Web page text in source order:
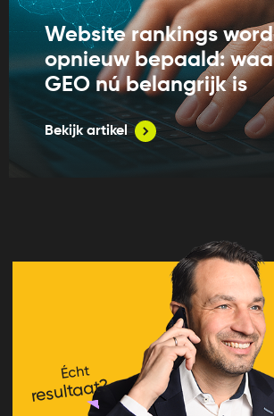
Website rankings
opnieuw bepaald:
GEO nú belangrijk is
Bekijk artikel
Écht
resultaat?